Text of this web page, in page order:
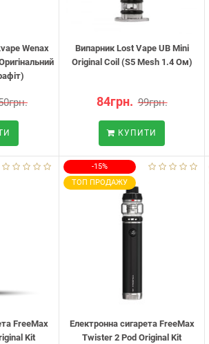
Wenax
Випарник Lost Vape UB Mini
Original Coil (S5 Mesh 1.4 Ом)
84грн. 99грн.
КУПИТИ
FreeMax
Kit
-15%
ТОП ПРОДАЖУ
Електронна сигарета FreeMax
Twister 2 Pod Original Kit